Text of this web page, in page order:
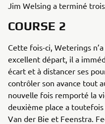
Jim Welsing a terminé
COURSE 2
Cette fois-ci, Weterings
excellent départ, il a
écart et à distancer ses
contrôler son avance tout
nouvelle fois remporté la
deuxième place a
Van der Bie et Feenstra.